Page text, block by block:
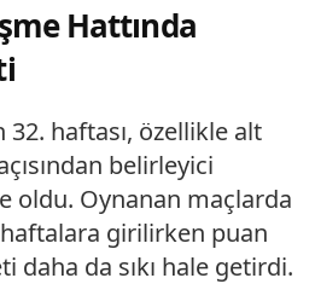
Hattında
32. haftası, özellikle alt
belirleyici
oldu. Oynanan maçlarda
girilirken puan
daha da sıkı hale getirdi.